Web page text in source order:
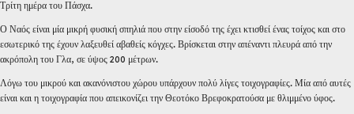
Τρίτη ημέρα του Πάσχα.
Ο Ναός είναι μία μικρή φυσική σπηλιά που στην είσοδό της έχει κτισθεί ένας τοίχος και στο
εσωτερικό της έχουν λαξευθεί αβαθείς κόγχες. Βρίσκεται στην απέναντι πλευρά από την
ακρόπολη του Γλα, σε ύψος 200 μέτρων.
Λόγω του μικρού και ακανόνιστου χώρου υπάρχουν πολύ λίγες τοιχογραφίες. Μία από αυτές
είναι και η τοιχογραφία που απεικονίζει την Θεοτόκο Βρεφοκρατούσα με θλιμμένο ύφος.